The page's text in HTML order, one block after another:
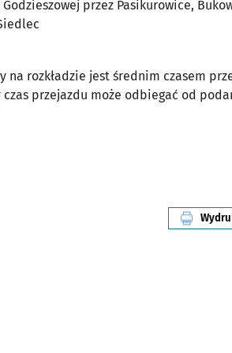
przez Pasikurowice,
na rozkładzie jest średnim czasem
przejazdu może odbiegać od